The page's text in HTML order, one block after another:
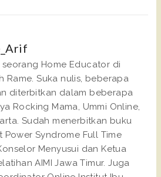
seorang Home Educator di
Rame. Suka nulis, beberapa
diterbitkan dalam beberapa
Rocking Mama, Ummi Online,
Sudah menerbitkan buku
Power Syndrome Full Time
Menyusui dan Ketua
AIMI Jawa Timur. Juga